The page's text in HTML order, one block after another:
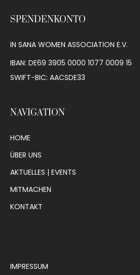
SPENDENKONTO
IN SANA WOMEN ASSOCIATION E.V.
IBAN: DE69 3905 0000 1077 0009 15
SWIFT-BIC: AACSDE33
NAVIGATION
HOME
ÜBER UNS
AKTUELLES | EVENTS
MITMACHEN
KONTAKT
IMPRESSUM